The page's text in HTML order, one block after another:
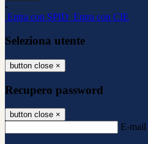
-
Entra con SPID Entra con CIE
Seleziona utente
button close ×
Recupero password
button close ×
E-mail